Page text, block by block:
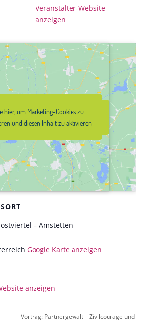
Veranstalter-Website
anzeigen
– Amstetten
Google Karte anzeigen
anzeigen
und diesen Inhalt zu
aktivieren
hier, um Marketing-Cookies zu
und diesen Inhalt zu aktivieren
Vortrag: Partnergewalt – Zivilcourage und